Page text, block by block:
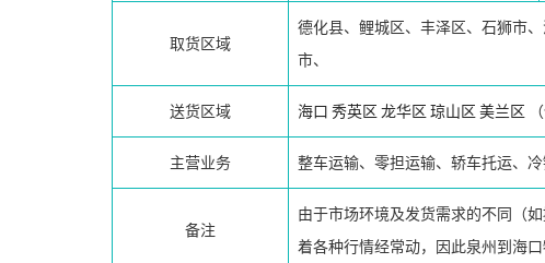
取货区域
德化县、鲤城区、丰泽区、石狮市
市、
送货区域 海口 秀英区 龙华区 琼山区 美兰区
主营业务 整车运输、零担运输、轿车托运、
备注
由于市场环境及发货需求的不同（
着各种行情经常动，因此泉州到海